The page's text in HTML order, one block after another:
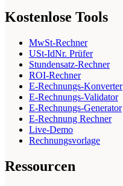
Kostenlose Tools
MwSt-Rechner
USt-IdNr. Prüfer
Stundensatz-Rechner
ROI-Rechner
E-Rechnungs-Konverter
E-Rechnungs-Validator
E-Rechnungs-Generator
E-Rechnung Rechner
Live-Demo
Rechnungsvorlage
Ressourcen